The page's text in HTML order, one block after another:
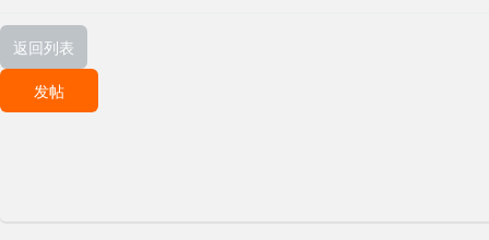
返回列表
发帖